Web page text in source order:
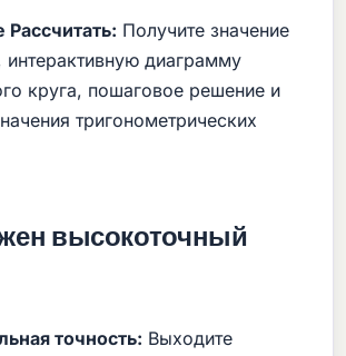
Получите значение
интерактивную диаграмму
круга, пошаговое решение и
тригонометрических
высокоточный
точность: Выходите